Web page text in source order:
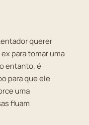
querer
para tomar uma
entanto, é
para que ele
uma
fluam